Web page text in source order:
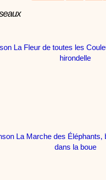
Clip d'animation en Stop
Hippopotame !
La Fleur de toutes les
hirondelle
La Marche des Éléphants,
dans la boue